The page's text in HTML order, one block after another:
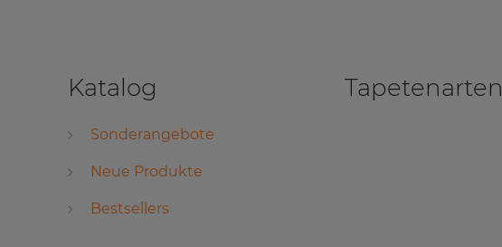
Katalog
Sonderangebote
Neue Produkte
Bestsellers
Tapetenarten